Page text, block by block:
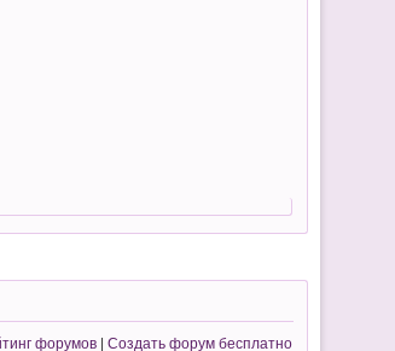
форумов |Создать форум бесплатно